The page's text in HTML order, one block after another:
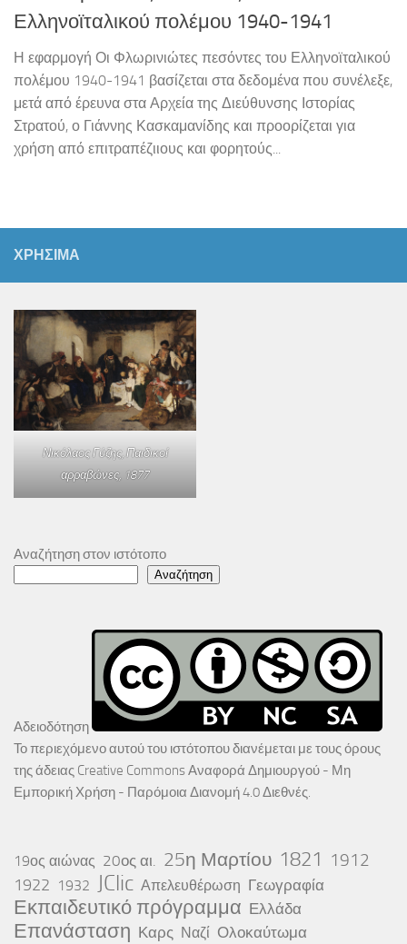
Ελληνοϊταλικού πολέμου 1940-1941
Η εφαρμογή Οι Φλωρινιώτες πεσόντες του Ελληνοϊταλικού
πολέμου 1940-1941 βασίζεται στα δεδομένα που συνέλεξε,
μετά από έρευνα στα Αρχεία της Διεύθυνσης Ιστορίας
Στρατού, ο Γιάννης Κασκαμανίδης και προορίζεται για
χρήση από επιτραπέζιιους και φορητούς...
ΧΡΗΣΙΜΑ
Νικόλαος Γύζης,Παιδικοί
αρραβώνες, 1877
Αναζήτηση στον ιστότοπο
Αναζήτηση
Αδειοδότηση
Το περιεχόμενο αυτού του ιστότοπου διανέμεται με τους όρους
της άδειας Creative Commons Αναφορά Δημιουργού - Μη
Εμπορική Χρήση - Παρόμοια Διανομή 4.0 Διεθνές.
19ος αιώνας 20ος αι. 25η Μαρτίου 1821 1912
1922 1932 JClic Απελευθέρωση Γεωγραφία
Εκπαιδευτικό πρόγραμμα Ελλάδα
Επανάσταση Καρς Ναζί Ολοκαύτωμα